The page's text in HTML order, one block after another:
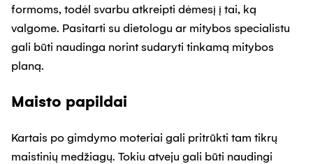
formoms, todėl svarbu atkreipti dėmesį į tai, ką
valgome. Pasitarti su dietologu ar mitybos specialistu
gali būti naudinga norint sudaryti tinkamą mitybos
planą.
Maisto papildai
Kartais po gimdymo moteriai gali pritrūkti tam tikrų
maistinių medžiagų. Tokiu atveju gali būti naudingi